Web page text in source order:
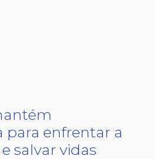
enfrentar a
salvar vidas